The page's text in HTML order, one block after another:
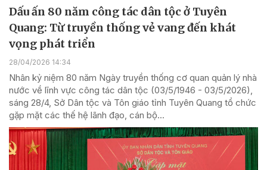
Dấu ấn 80 năm công tác dân tộc ở Tuyên
Quang: Từ truyền thống vẻ vang đến khát
vọng phát triển
28/04/2026 14:34
Nhân kỷ niệm 80 năm Ngày truyền thống cơ quan quản lý nhà
nước về lĩnh vực công tác dân tộc (03/5/1946 - 03/5/2026),
sáng 28/4, Sở Dân tộc và Tôn giáo tỉnh Tuyên Quang tổ chức
gặp mặt các thế hệ lãnh đạo, cán bộ...